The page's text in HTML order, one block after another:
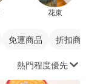
花束
免運商品 折扣商
熱門程度優先